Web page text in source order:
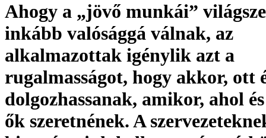
Ahogy a „jövő munkái”
inkább valósággá válnak, az
alkalmazottak igénylik azt a
rugalmasságot, hogy akkor, ott
dolgozhassanak, amikor, ahol
ők szeretnének. A